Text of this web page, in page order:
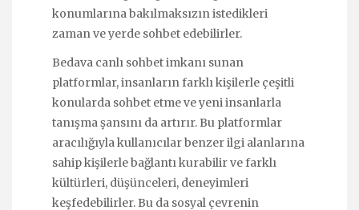
konumlarına bakılmaksızın istedikleri
zaman ve yerde sohbet edebilirler.
Bedava canlı sohbet imkanı sunan
platformlar, insanların farklı kişilerle çeşitli
konularda sohbet etme ve yeni insanlarla
tanışma şansını da artırır. Bu platformlar
aracılığıyla kullanıcılar benzer ilgi alanlarına
sahip kişilerle bağlantı kurabilir ve farklı
kültürleri, düşünceleri, deneyimleri
keşfedebilirler. Bu da sosyal çevrenin